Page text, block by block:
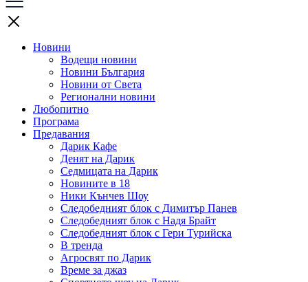
Новини
Водещи новини
Новини България
Новини от Света
Регионални новини
Любопитно
Програма
Предавания
Дарик Кафе
Денят на Дарик
Седмицата на Дарик
Новините в 18
Ники Кънчев Шоу
Следобедният блок с Димитър Панев
Следобедният блок с Надя Брайт
Следобедният блок с Гери Турийска
В тренда
Агросвят по Дарик
Време за джаз